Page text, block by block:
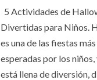
5 Actividades de
Divertidas para Niños.
es una de las fiestas más
esperadas por los niños,
está llena de diversión,